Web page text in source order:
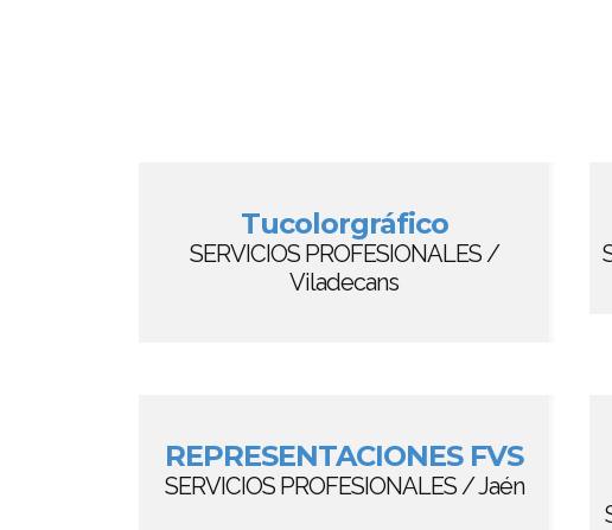
Tucolorgráfico
SERVICIOS PROFESIONALES /
Viladecans
REPRESENTACIONES FVS
SERVICIOS PROFESIONALES / Jaén